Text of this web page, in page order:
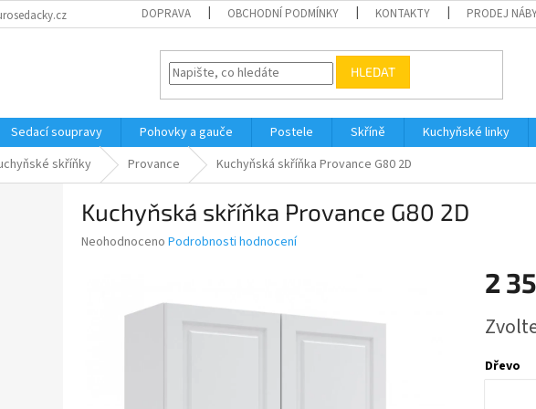
DOPRAVA OBCHODNÍ PODMÍNKY KONTAKTY PRODEJ
HLEDAT
Sedací soupravy Pohovky a gauče Postele Skříně Kuchyňské linky
skříňky Provance Kuchyňská skříňka Provance G80 2D
Kuchyňská skříňka Provance G80 2D
Průměrné
Neohodnoceno Podrobnosti hodnocení
2
cena:
Dřevo